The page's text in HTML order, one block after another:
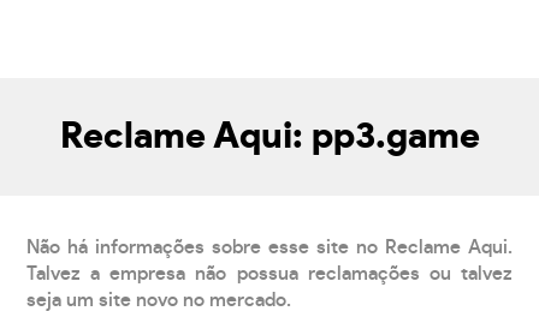
Reclame Aqui: pp3.game
Não há informações sobre esse site no Reclame Aqui.
Talvez a empresa não possua reclamações ou talvez
seja um site novo no mercado.